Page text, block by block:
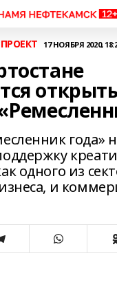
17 НОЯБРЯ 2020,
года»
одного из
и